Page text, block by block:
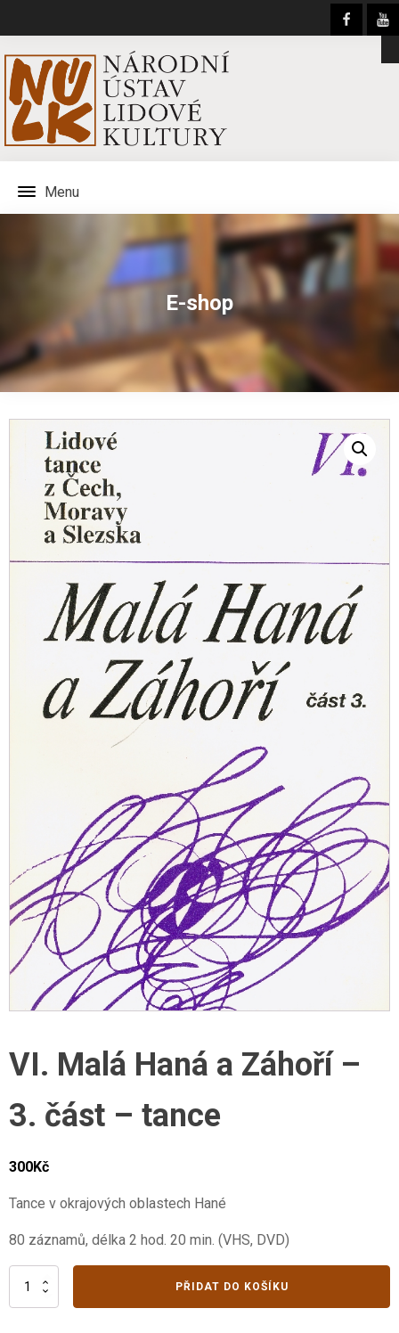
Menu
E-shop
VI. Malá Haná a Záhoří –
3. část – tance
300Kč
Tance v okrajových oblastech Hané
80 záznamů, délka 2 hod. 20 min. (VHS, DVD)
PŘIDAT DO KOŠÍKU